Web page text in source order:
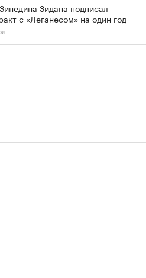
Зидана подписал
с «Леганесом» на один год